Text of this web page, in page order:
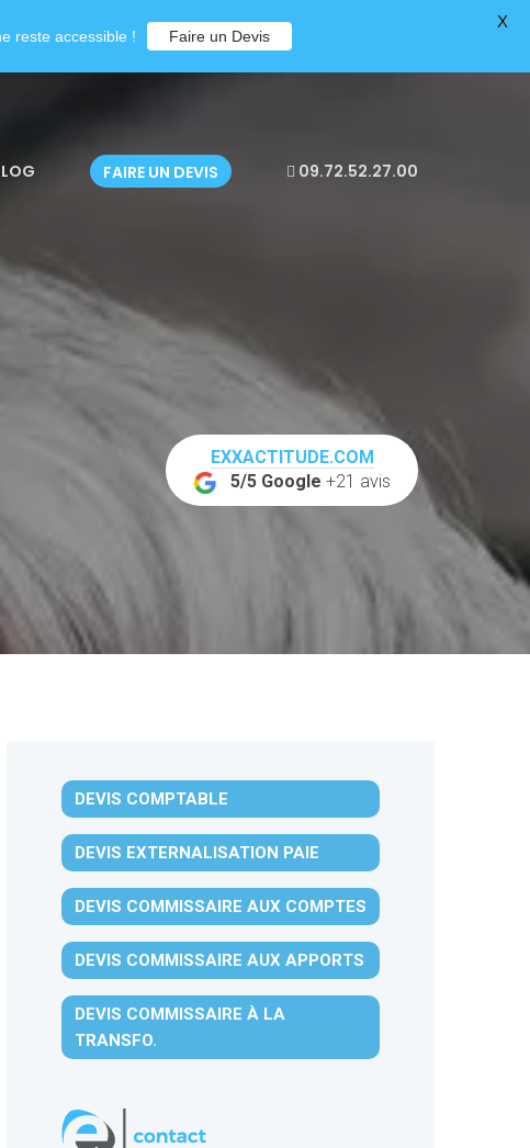
FAIRE UN DEVIS 09.72.52.27.00
EXXACTITUDE.COM
5/5 Google +21 avis
DEVIS COMPTABLE
DEVIS EXTERNALISATION PAIE
DEVIS COMMISSAIRE AUX COMPTES
DEVIS COMMISSAIRE AUX APPORTS
DEVIS COMMISSAIRE À LA
TRANSFO.
reste accessible ! Faire un Devis
X